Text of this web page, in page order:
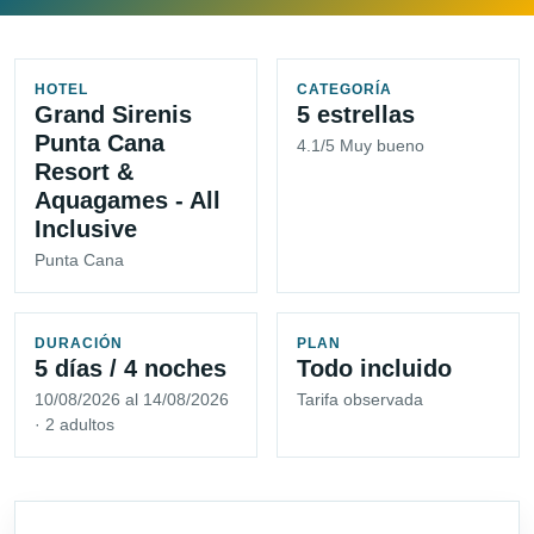
HOTEL
Grand Sirenis
Punta Cana
Resort &
Aquagames - All
Inclusive
Punta Cana
CATEGORÍA
5 estrellas
4.1/5 Muy bueno
DURACIÓN
5 días / 4 noches
10/08/2026 al 14/08/2026
· 2 adultos
PLAN
Todo incluido
Tarifa observada